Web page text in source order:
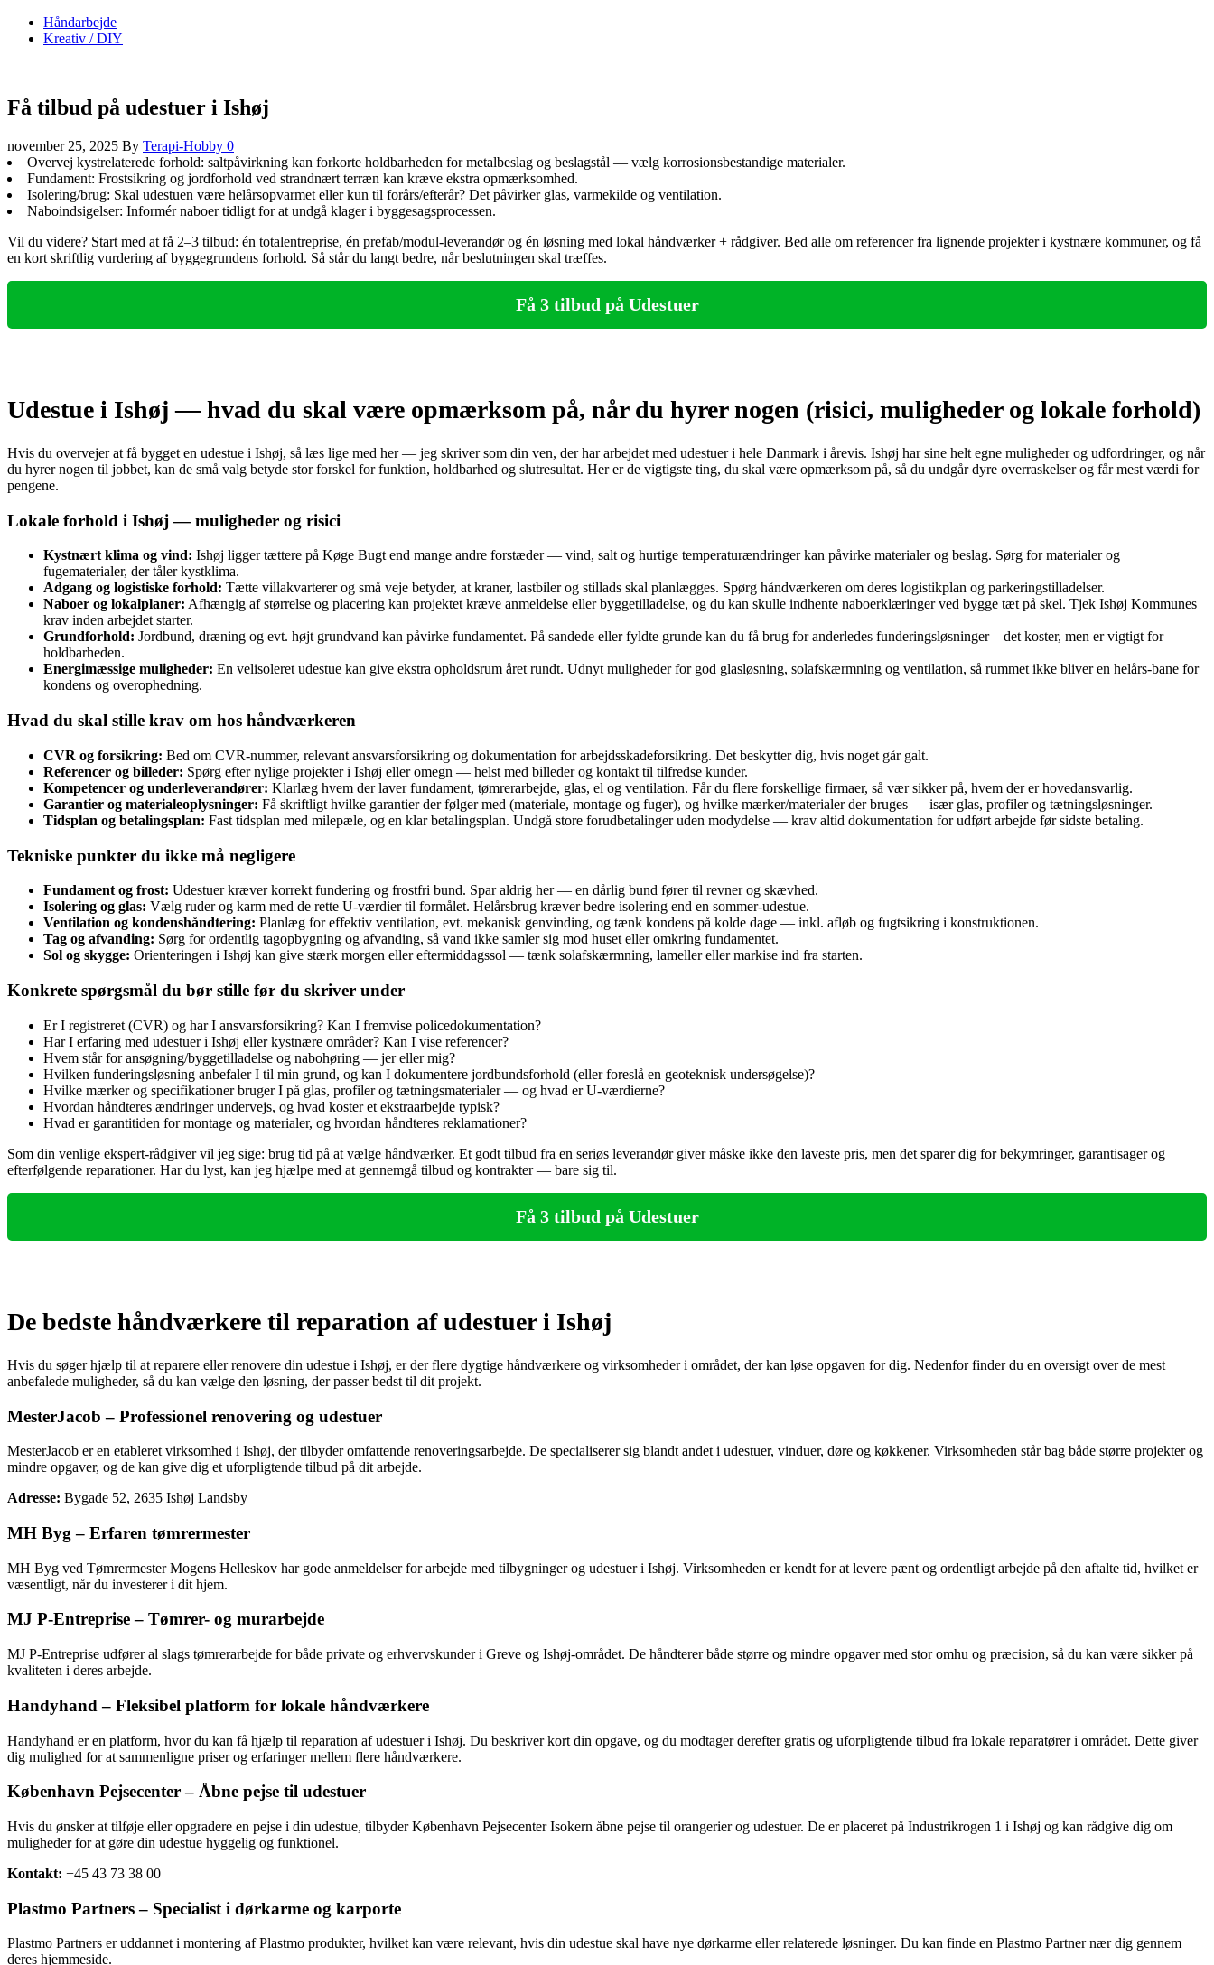
Håndarbejde
Kreativ / DIY
Få tilbud på udestuer i Ishøj
november 25, 2025 By Terapi-Hobby 0
Overvej kystrelaterede forhold: saltpåvirkning kan forkorte holdbarheden for metalbeslag og beslagstål — vælg korrosionsbestandige materialer.
Fundament: Frostsikring og jordforhold ved strandnært terræn kan kræve ekstra opmærksomhed.
Isolering/brug: Skal udestuen være helårsopvarmet eller kun til forårs/efterår? Det påvirker glas, varmekilde og ventilation.
Nabo­indsigelser: Informér naboer tidligt for at undgå klager i byggesagsprocessen.
Vil du videre? Start med at få 2–3 tilbud: én totalentreprise, én prefab/modul‑leverandør og én løsning med lokal håndværker + rådgiver. Bed alle om referencer fra lignende projekter i kystnære kommuner, og få
en kort skriftlig vurdering af byggegrundens forhold. Så står du langt bedre, når beslutningen skal træffes.
Få 3 tilbud på Udestuer
Udestue i Ishøj — hvad du skal være opmærksom på, når du hyrer nogen (risici, muligheder og lokale forhold)
Hvis du overvejer at få bygget en udestue i Ishøj, så læs lige med her — jeg skriver som din ven, der har arbejdet med udestuer i hele Danmark i årevis. Ishøj har sine helt egne muligheder og udfordringer, og når
du hyrer nogen til jobbet, kan de små valg betyde stor forskel for funktion, holdbarhed og slutresultat. Her er de vigtigste ting, du skal være opmærksom på, så du undgår dyre overraskelser og får mest værdi for
pengene.
Lokale forhold i Ishøj — muligheder og risici
Kystnært klima og vind: Ishøj ligger tættere på Køge Bugt end mange andre forstæder — vind, salt og hurtige temperaturændringer kan påvirke materialer og beslag. Sørg for materialer og
fugematerialer, der tåler kystklima.
Adgang og logistiske forhold: Tætte villakvarterer og små veje betyder, at kraner, lastbiler og stillads skal planlægges. Spørg håndværkeren om deres logistikplan og parkeringstilladelser.
Naboer og lokalplaner: Afhængig af størrelse og placering kan projektet kræve anmeldelse eller byggetilladelse, og du kan skulle indhente naboerklæringer ved bygge tæt på skel. Tjek Ishøj Kommunes
krav inden arbejdet starter.
Grundforhold: Jordbund, dræning og evt. højt grundvand kan påvirke fundamentet. På sandede eller fyldte grunde kan du få brug for anderledes funderingsløsninger—det koster, men er vigtigt for
holdbarheden.
Energimæssige muligheder: En velisoleret udestue kan give ekstra opholdsrum året rundt. Udnyt muligheder for god glasløsning, solafskærmning og ventilation, så rummet ikke bliver en helårs‑bane for
kondens og overophedning.
Hvad du skal stille krav om hos håndværkeren
CVR og forsikring: Bed om CVR‑nummer, relevant ansvarsforsikring og dokumentation for arbejdsskadeforsikring. Det beskytter dig, hvis noget går galt.
Referencer og billeder: Spørg efter nylige projekter i Ishøj eller omegn — helst med billeder og kontakt til tilfredse kunder.
Kompetencer og underleverandører: Klarlæg hvem der laver fundament, tømrerarbejde, glas, el og ventilation. Får du flere forskellige firmaer, så vær sikker på, hvem der er hovedansvarlig.
Garantier og materialeoplysninger: Få skriftligt hvilke garantier der følger med (materiale, montage og fuger), og hvilke mærker/materialer der bruges — især glas, profiler og tætningsløsninger.
Tidsplan og betalingsplan: Fast tidsplan med milepæle, og en klar betalingsplan. Undgå store forudbetalinger uden modydelse — krav altid dokumentation for udført arbejde før sidste betaling.
Tekniske punkter du ikke må negligere
Fundament og frost: Udestuer kræver korrekt fundering og frostfri bund. Spar aldrig her — en dårlig bund fører til revner og skævhed.
Isolering og glas: Vælg ruder og karm med de rette U‑værdier til formålet. Helårsbrug kræver bedre isolering end en sommer‑udestue.
Ventilation og kondenshåndtering: Planlæg for effektiv ventilation, evt. mekanisk genvinding, og tænk kondens på kolde dage — inkl. afløb og fugtsikring i konstruktionen.
Tag og afvanding: Sørg for ordentlig tagopbygning og afvanding, så vand ikke samler sig mod huset eller omkring fundamentet.
Sol og skygge: Orienteringen i Ishøj kan give stærk morgen eller eftermiddagssol — tænk solafskærmning, lameller eller markise ind fra starten.
Konkrete spørgsmål du bør stille før du skriver under
Er I registreret (CVR) og har I ansvarsforsikring? Kan I fremvise policedokumentation?
Har I erfaring med udestuer i Ishøj eller kystnære områder? Kan I vise referencer?
Hvem står for ansøgning/byggetilladelse og nabohøring — jer eller mig?
Hvilken funderingsløsning anbefaler I til min grund, og kan I dokumentere jordbundsforhold (eller foreslå en geoteknisk undersøgelse)?
Hvilke mærker og specifikationer bruger I på glas, profiler og tætningsmaterialer — og hvad er U‑værdierne?
Hvordan håndteres ændringer undervejs, og hvad koster et ekstraarbejde typisk?
Hvad er garantitiden for montage og materialer, og hvordan håndteres reklamationer?
Som din venlige ekspert‑rådgiver vil jeg sige: brug tid på at vælge håndværker. Et godt tilbud fra en seriøs leverandør giver måske ikke den laveste pris, men det sparer dig for bekymringer, garantisager og
efterfølgende reparationer. Har du lyst, kan jeg hjælpe med at gennemgå tilbud og kontrakter — bare sig til.
Få 3 tilbud på Udestuer
De bedste håndværkere til reparation af udestuer i Ishøj
Hvis du søger hjælp til at reparere eller renovere din udestue i Ishøj, er der flere dygtige håndværkere og virksomheder i området, der kan løse opgaven for dig. Nedenfor finder du en oversigt over de mest
anbefalede muligheder, så du kan vælge den løsning, der passer bedst til dit projekt.
MesterJacob – Professionel renovering og udestuer
MesterJacob er en etableret virksomhed i Ishøj, der tilbyder omfattende renoveringsarbejde. De specialiserer sig blandt andet i udestuer, vinduer, døre og køkkener. Virksomheden står bag både større projekter og
mindre opgaver, og de kan give dig et uforpligtende tilbud på dit arbejde.
Adresse: Bygade 52, 2635 Ishøj Landsby
MH Byg – Erfaren tømrermester
MH Byg ved Tømrermester Mogens Helleskov har gode anmeldelser for arbejde med tilbygninger og udestuer i Ishøj. Virksomheden er kendt for at levere pænt og ordentligt arbejde på den aftalte tid, hvilket er
væsentligt, når du investerer i dit hjem.
MJ P-Entreprise – Tømrer- og murarbejde
MJ P-Entreprise udfører al slags tømrerarbejde for både private og erhvervskunder i Greve og Ishøj-området. De håndterer både større og mindre opgaver med stor omhu og præcision, så du kan være sikker på
kvaliteten i deres arbejde.
Handyhand – Fleksibel platform for lokale håndværkere
Handyhand er en platform, hvor du kan få hjælp til reparation af udestuer i Ishøj. Du beskriver kort din opgave, og du modtager derefter gratis og uforpligtende tilbud fra lokale reparatører i området. Dette giver
dig mulighed for at sammenligne priser og erfaringer mellem flere håndværkere.
København Pejsecenter – Åbne pejse til udestuer
Hvis du ønsker at tilføje eller opgradere en pejse i din udestue, tilbyder København Pejsecenter Isokern åbne pejse til orangerier og udestuer. De er placeret på Industrikrogen 1 i Ishøj og kan rådgive dig om
muligheder for at gøre din udestue hyggelig og funktionel.
Kontakt: +45 43 73 38 00
Plastmo Partners – Specialist i dørkarme og karporte
Plastmo Partners er uddannet i montering af Plastmo produkter, hvilket kan være relevant, hvis din udestue skal have nye dørkarme eller relaterede løsninger. Du kan finde en Plastmo Partner nær dig gennem
deres hjemmeside.